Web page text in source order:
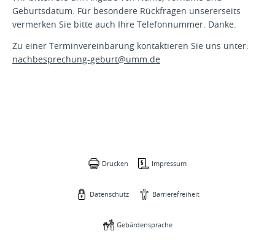
Geburtsdatum. Für besondere Rückfragen unsererseits
vermerken Sie bitte auch Ihre Telefonnummer. Danke.
Zu einer Terminvereinbarung kontaktieren Sie uns unter:
nachbesprechung-geburt@umm.de
Drucken Impressum
Datenschutz Barrierefreiheit
Gebärdensprache